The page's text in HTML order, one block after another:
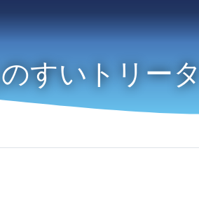
すいトリー